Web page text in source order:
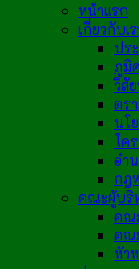
หน้าแรก
เกี่ยวกับเ
ปร
ภูมิ
วิสั
ตร
นโ
โค
อำ
กฎ
คณะผู้บริ
คณ
คณ
หัว